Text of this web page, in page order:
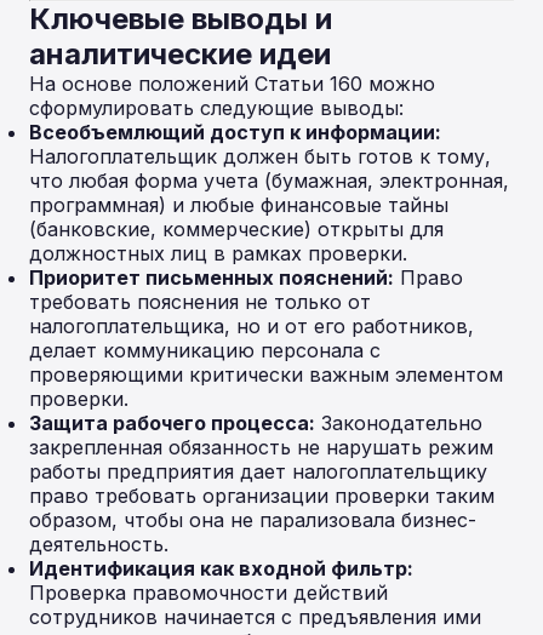
Ключевые выводы и
аналитические идеи
На основе положений Статьи 160 можно
сформулировать следующие выводы:
Всеобъемлющий доступ к информации:
Налогоплательщик должен быть готов к тому,
что любая форма учета (бумажная, электронная,
программная) и любые финансовые тайны
(банковские, коммерческие) открыты для
должностных лиц в рамках проверки.
Приоритет письменных пояснений: Право
требовать пояснения не только от
налогоплательщика, но и от его работников,
делает коммуникацию персонала с
проверяющими критически важным элементом
проверки.
Защита рабочего процесса: Законодательно
закрепленная обязанность не нарушать режим
работы предприятия дает налогоплательщику
право требовать организации проверки таким
образом, чтобы она не парализовала бизнес-
деятельность.
Идентификация как входной фильтр:
Проверка правомочности действий
сотрудников начинается с предъявления ими